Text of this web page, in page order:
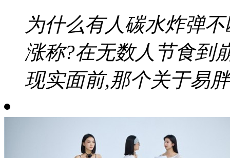
为什么有人碳水炸弹
涨称?在无数人节食到
现实面前,那个关于易